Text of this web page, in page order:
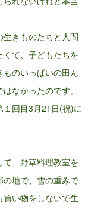
きものたちと人間
て、子どもたちを
のいっぱいの田ん
なかったのです。
回目3月21日(祝)に
、野草料理教室を
地で、雪の重みで
い物をしないで生